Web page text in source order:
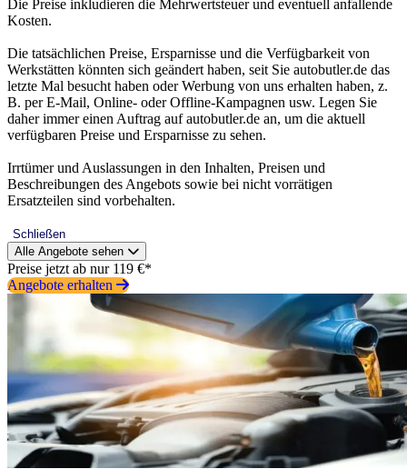
Die Preise inkludieren die Mehrwertsteuer und eventuell anfallende
Kosten.
Die tatsächlichen Preise, Ersparnisse und die Verfügbarkeit von
Werkstätten könnten sich geändert haben, seit Sie autobutler.de das
letzte Mal besucht haben oder Werbung von uns erhalten haben, z.
B. per E-Mail, Online- oder Offline-Kampagnen usw. Legen Sie
daher immer einen Auftrag auf autobutler.de an, um die aktuell
verfügbaren Preise und Ersparnisse zu sehen.
Irrtümer und Auslassungen in den Inhalten, Preisen und
Beschreibungen des Angebots sowie bei nicht vorrätigen
Ersatzteilen sind vorbehalten.
Schließen
Alle Angebote sehen
Preise jetzt ab nur 119 €*
Angebote erhalten